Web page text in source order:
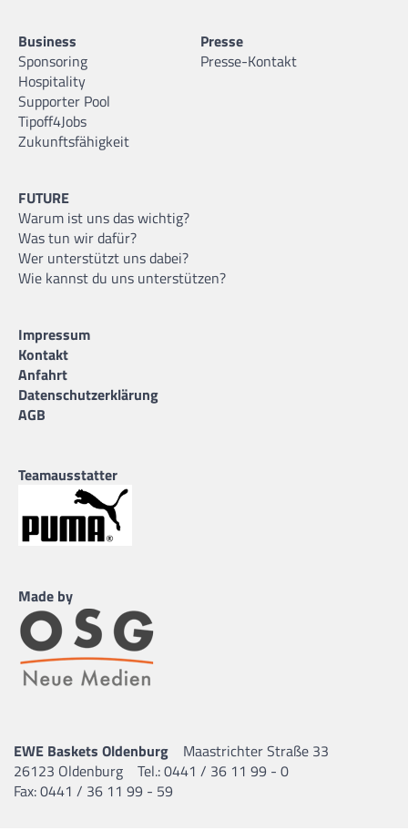
Business
Sponsoring
Hospitality
Supporter Pool
Tipoff4Jobs
Zukunftsfähigkeit
Presse
Presse-Kontakt
FUTURE
Warum ist uns das wichtig?
Was tun wir dafür?
Wer unterstützt uns dabei?
Wie kannst du uns unterstützen?
Impressum
Kontakt
Anfahrt
Datenschutzerklärung
AGB
Teamausstatter
Made by
EWE Baskets Oldenburg
Maastrichter Straße 33
26123 Oldenburg
Tel.: 0441 / 36 11 99 - 0
Fax: 0441 / 36 11 99 - 59